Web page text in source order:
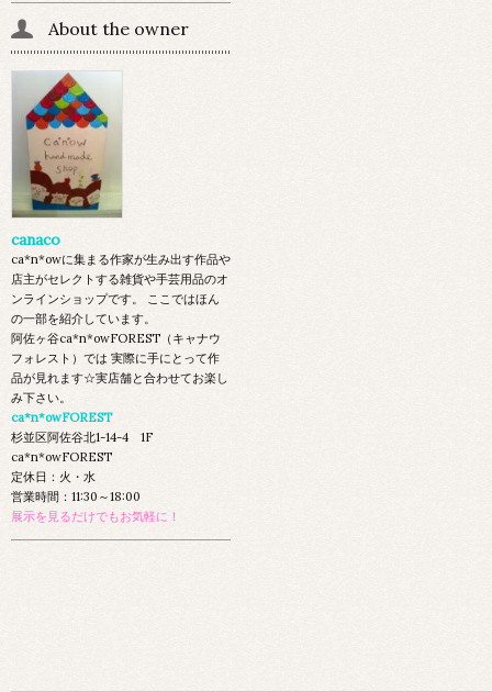
About the owner
canaco
ca*n*owに集まる作家が生み出す作品や
店主がセレクトする雑貨や手芸用品のオ
ンラインショップです。 ここではほん
の一部を紹介しています。
阿佐ヶ谷ca*n*owFOREST（キャナウ
フォレスト）では 実際に手にとって作
品が見れます☆実店舗と合わせてお楽し
み下さい。
ca*n*owFOREST
杉並区阿佐谷北1-14-4 1F
ca*n*owFOREST
定休日：火・水
営業時間：11:30～18:00
展示を見るだけでもお気軽に！